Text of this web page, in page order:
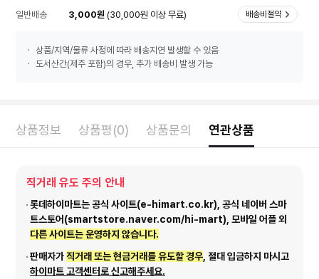
일반배송 3,000원 (30,000원 이상 무료) 배송비절약
상품/지역/물류 사정에 따라 배송지연 발생할 수 있음
도서산간(제주 포함)의 경우, 추가 배송비 발생 가능
상품정보 상품평(0) 상품문의 연관상품
직거래 유도 주의 안내
롯데하이마트는 공식 사이트(e-himart.co.kr), 공식 네이버 스마
트스토어(smartstore.naver.com/hi-mart), 모바일 어플 외
다른 사이트는 운영하지 않습니다.
판매자가직거래 또는 현금거래를 유도할 경우, 절대 입금하지 마시고
하이마트 고객센터로 신고해주세요.